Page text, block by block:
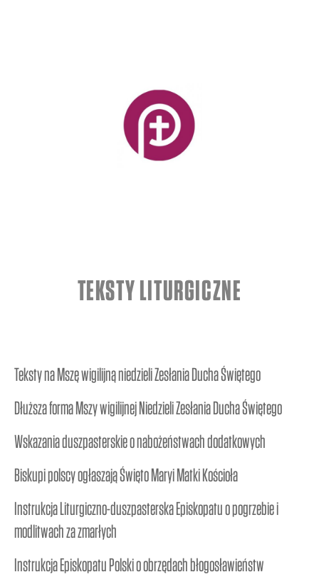
TEKSTY LITURGICZNE
Teksty na Mszę wigilijną niedzieli Zesłania Ducha Świętego
Dłuższa forma Mszy wigilijnej Niedzieli Zesłania Ducha Świętego
Wskazania duszpasterskie o nabożeństwach dodatkowych
Biskupi polscy ogłaszają Święto Maryi Matki Kościoła
Instrukcja Liturgiczno-duszpasterska Episkopatu o pogrzebie i
modlitwach za zmarłych
Instrukcja Episkopatu Polski o obrzędach błogosławieństw